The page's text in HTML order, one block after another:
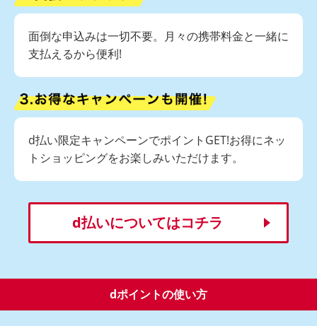
面倒な申込みは一切不要。月々の携帯料金と一緒に
支払えるから便利!
d払い限定キャンペーンでポイントGET!お得にネッ
トショッピングをお楽しみいただけます。
d払いについてはコチラ
dポイントの使い方